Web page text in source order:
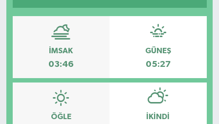
İMSAK
03:46
GÜNEŞ
05:27
ÖĞLE İKINDI